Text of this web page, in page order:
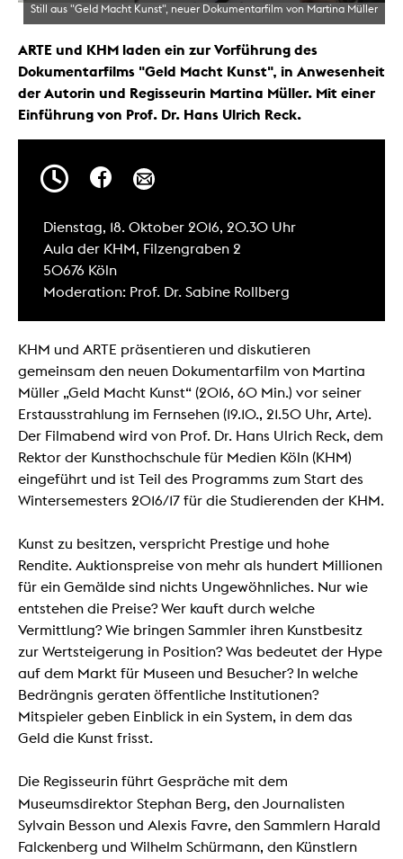
Still aus "Geld Macht Kunst", neuer Dokumentarfilm von Martina Müller
ARTE und KHM laden ein zur Vorführung des
Dokumentarfilms "Geld Macht Kunst", in Anwesenheit
der Autorin und Regisseurin Martina Müller. Mit einer
Einführung von Prof. Dr. Hans Ulrich Reck.
Dienstag, 18. Oktober 2016, 20.30 Uhr
Aula der KHM, Filzengraben 2
50676 Köln
Moderation: Prof. Dr. Sabine Rollberg
KHM und ARTE präsentieren und diskutieren
gemeinsam den neuen Dokumentarfilm von Martina
Müller „Geld Macht Kunst“ (2016, 60 Min.) vor seiner
Erstausstrahlung im Fernsehen (19.10., 21.50 Uhr, Arte).
Der Filmabend wird von Prof. Dr. Hans Ulrich Reck, dem
Rektor der Kunsthochschule für Medien Köln (KHM)
eingeführt und ist Teil des Programms zum Start des
Wintersemesters 2016/17 für die Studierenden der KHM.
Kunst zu besitzen, verspricht Prestige und hohe
Rendite. Auktionspreise von mehr als hundert Millionen
für ein Gemälde sind nichts Ungewöhnliches. Nur wie
entstehen die Preise? Wer kauft durch welche
Vermittlung? Wie bringen Sammler ihren Kunstbesitz
zur Wertsteigerung in Position? Was bedeutet der Hype
auf dem Markt für Museen und Besucher? In welche
Bedrängnis geraten öffentliche Institutionen?
Mitspieler geben Einblick in ein System, in dem das
Geld die Kunst frisst.
Die Regisseurin führt Gespräche mit dem
Museumsdirektor Stephan Berg, den Journalisten
Sylvain Besson und Alexis Favre, den Sammlern Harald
Falckenberg und Wilhelm Schürmann, den Künstlern